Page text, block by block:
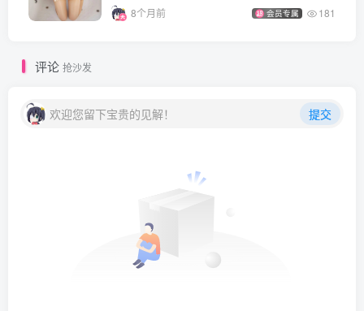
8个月前 会员专属 181
评论 抢沙发
欢迎您留下宝贵的见解！ 提交